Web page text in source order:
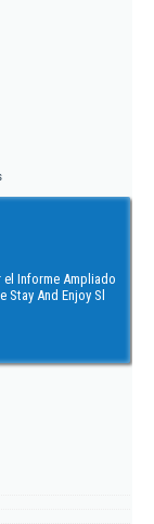
el Informe Ampliado
Stay And Enjoy Sl